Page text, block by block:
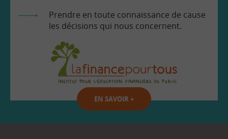
Prendre en toute connaissance de cause
les décisions qui nous concernent.
EN SAVOIR +